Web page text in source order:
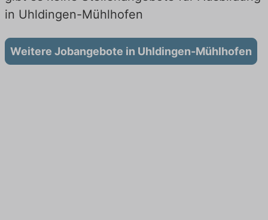
in Uhldingen-Mühlhofen
Weitere Jobangebote in Uhldingen-Mühlhofen